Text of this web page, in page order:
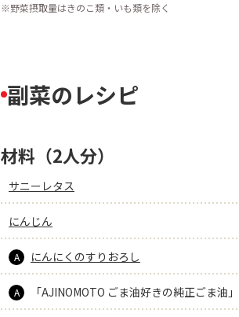
※野菜摂取量はきのこ類・いも類を除く
副菜のレシピ
材料（2人分）
サニーレタス
にんじん
A にんにくのすりおろし
A 「AJINOMOTO ごま油好きの純正ごま油」